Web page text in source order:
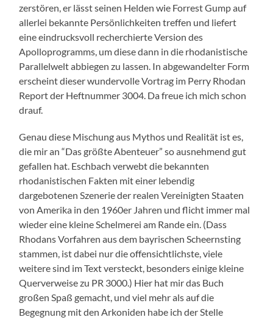
zerstören, er lässt seinen Helden wie Forrest Gump auf
allerlei bekannte Persönlichkeiten treffen und liefert
eine eindrucksvoll recherchierte Version des
Apolloprogramms, um diese dann in die rhodanistische
Parallelwelt abbiegen zu lassen. In abgewandelter Form
erscheint dieser wundervolle Vortrag im Perry Rhodan
Report der Heftnummer 3004. Da freue ich mich schon
drauf.
Genau diese Mischung aus Mythos und Realität ist es,
die mir an “Das größte Abenteuer” so ausnehmend gut
gefallen hat. Eschbach verwebt die bekannten
rhodanistischen Fakten mit einer lebendig
dargebotenen Szenerie der realen Vereinigten Staaten
von Amerika in den 1960er Jahren und flicht immer mal
wieder eine kleine Schelmerei am Rande ein. (Dass
Rhodans Vorfahren aus dem bayrischen Scheernsting
stammen, ist dabei nur die offensichtlichste, viele
weitere sind im Text versteckt, besonders einige kleine
Querverweise zu PR 3000.) Hier hat mir das Buch
großen Spaß gemacht, und viel mehr als auf die
Begegnung mit den Arkoniden habe ich der Stelle